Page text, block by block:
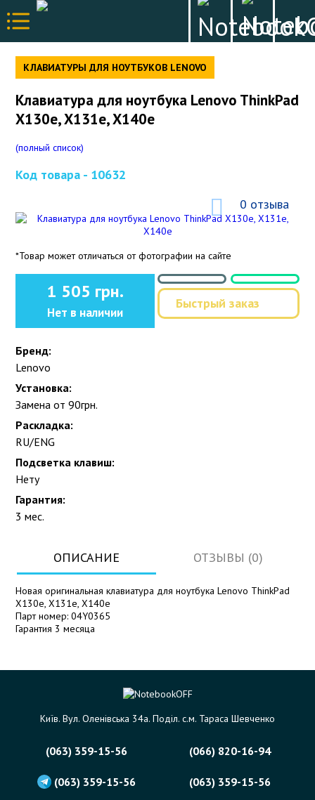
КЛАВИАТУРЫ ДЛЯ НОУТБУКОВ LENOVO
Клавиатура для ноутбука Lenovo ThinkPad
X130e, X131e, X140e
(полный список)
Код товара - 10632
0 отзыва
*Товар может отличаться от фотографии на сайте
1 505 грн.
Нет в наличии
Быстрый заказ
Бренд:
Lenovo
Установка:
Замена от 90грн.
Раскладка:
RU/ENG
Подсветка клавиш:
Нету
Гарантия:
3 мес.
ОПИСАНИЕ ОТЗЫВЫ (0)
Новая оригинальная клавиатура для ноутбука Lenovo ThinkPad
X130e, X131e, X140e
Парт номер: 04Y0365
Гарантия 3 месяца
Київ. Вул. Оленівська 34а. Поділ. с.м. Тараса Шевченко
(063) 359-15-56 (066) 820-16-94
(063) 359-15-56 (063) 359-15-56